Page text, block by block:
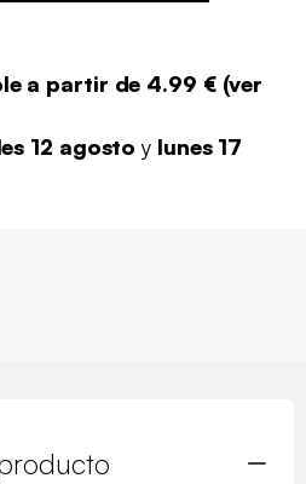
a partir de 4.99 €(ver
12 agostoy lunes 17